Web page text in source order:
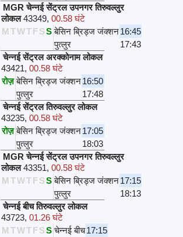
MGR चेन्नई सेंट्रल उपनगर तिरुवल्लुर
लोकल 43349, 00.58 घंटे
M TWTFSS बेसिन ब्रिड्ज जंक्शन16:45
पुत्लुर
17:43
चेन्नई सेंट्रल अरक्कोनाम लोकल
43421, 00.58 घंटे
रोज़ बेसिन ब्रिड्ज जंक्शन16:50
पुत्लुर
17:48
चेन्नई सेंट्रल तिरुवल्लुर लोकल
43235, 00.58 घंटे
रोज़ बेसिन ब्रिड्ज जंक्शन17:05
पुत्लुर
18:03
MGR चेन्नई सेंट्रल उपनगर तिरुवल्लुर
लोकल 43351, 00.58 घंटे
M TWTFSS बेसिन ब्रिड्ज जंक्शन17:15
पुत्लुर
18:13
चेन्नई बीच तिरुवल्लुर लोकल
43723, 01.26 घंटे
M TWTFSS चेन्नई बीच17:15